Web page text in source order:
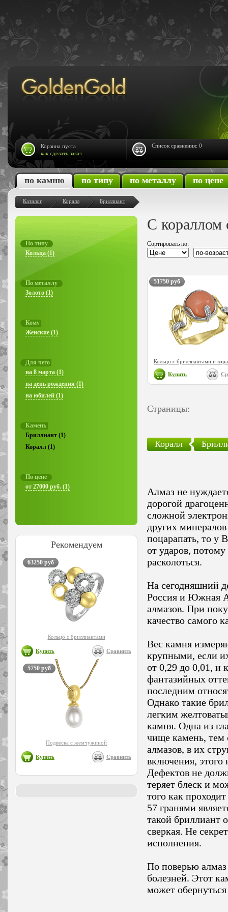
по камню по типу по металлу по цене
Каталог Коралл Бриллиант
По типу
Кольца (1)
По металлу
Золото (1)
Кому
Женские (1)
Для чего
на 8 марта (1)
на день рождения (1)
на юбилей (1)
Камень
Бриллиант (1)
Коралл (1)
По цене
от 27000 руб. (1)
Рекомендуем
Кольцо с бриллиантами
63250 руб
Купить Сравнить
Подвеска с жемчужиной
5750 руб
Купить Сравнить
С кораллом
Сортировать по:
Кольцо с бриллиантами и
51750 руб
Купить
Страницы:
Коралл
Алмаз не
дорогой
сложной
других
поцарапать, то у
от ударов,
расколоться.
На сегодняшний
Россия и Южная
алмазов. При
качество самого
Вес камня
крупными, если
от 0,29 до 0,01, и
фантазийных
последним
Однако такие
легким
камня. Одна из
чище камень, тем
алмазов, в их
включения, этого
Дефектов не
теряет блеск и
того как
57 гранями
такой бриллиант
сверкая. Не
исполнения.
По поверью алмаз
болезней. Этот
может обернуться
Корзина пуста
как сделать заказ
Список сравнения: 0